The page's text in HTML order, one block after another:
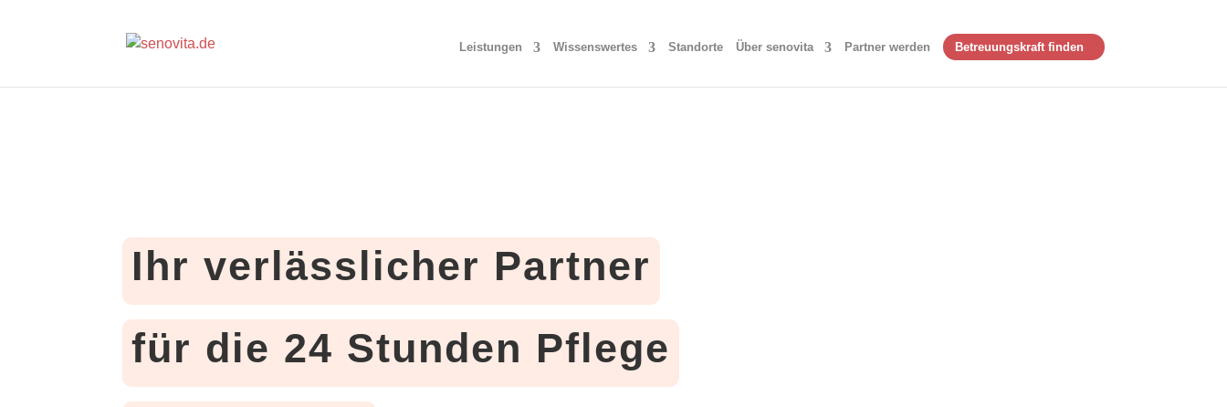
Leistungen Wissenswertes Standorte Über senovita Partner werden Betreuungskraft finden
Ihr verlässlicher Partner
für die 24 Stunden Pflege